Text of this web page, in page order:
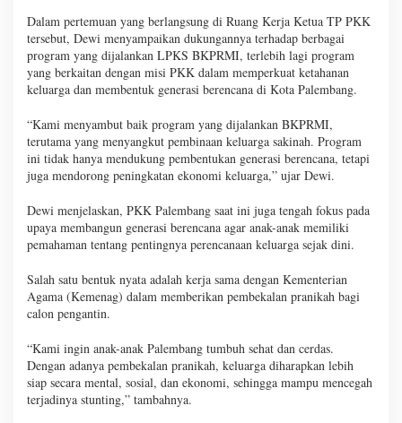
Dalam pertemuan yang berlangsung di Ruang Kerja Ketua TP PKK
tersebut, Dewi menyampaikan dukungannya terhadap berbagai
program yang dijalankan LPKS BKPRMI, terlebih lagi program
yang berkaitan dengan misi PKK dalam memperkuat ketahanan
keluarga dan membentuk generasi berencana di Kota Palembang.
“Kami menyambut baik program yang dijalankan BKPRMI,
terutama yang menyangkut pembinaan keluarga sakinah. Program
ini tidak hanya mendukung pembentukan generasi berencana, tetapi
juga mendorong peningkatan ekonomi keluarga,” ujar Dewi.
Dewi menjelaskan, PKK Palembang saat ini juga tengah fokus pada
upaya membangun generasi berencana agar anak-anak memiliki
pemahaman tentang pentingnya perencanaan keluarga sejak dini.
Salah satu bentuk nyata adalah kerja sama dengan Kementerian
Agama (Kemenag) dalam memberikan pembekalan pranikah bagi
calon pengantin.
“Kami ingin anak-anak Palembang tumbuh sehat dan cerdas.
Dengan adanya pembekalan pranikah, keluarga diharapkan lebih
siap secara mental, sosial, dan ekonomi, sehingga mampu mencegah
terjadinya stunting,” tambahnya.